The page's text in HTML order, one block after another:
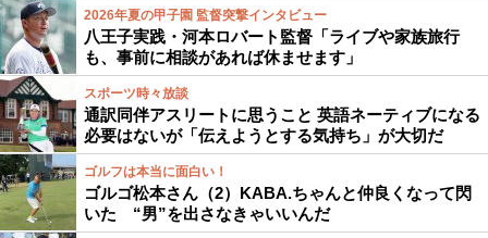
2026年夏の甲子園 監督突撃インタビュー
八王子実践・河本ロバート監督「ライブや家族旅行
も、事前に相談があれば休ませます」
スポーツ時々放談
通訳同伴アスリートに思うこと 英語ネーティブになる
必要はないが「伝えようとする気持ち」が大切だ
ゴルフは本当に面白い！
ゴルゴ松本さん（2）KABA.ちゃんと仲良くなって閃
いた “男”を出さなきゃいいんだ